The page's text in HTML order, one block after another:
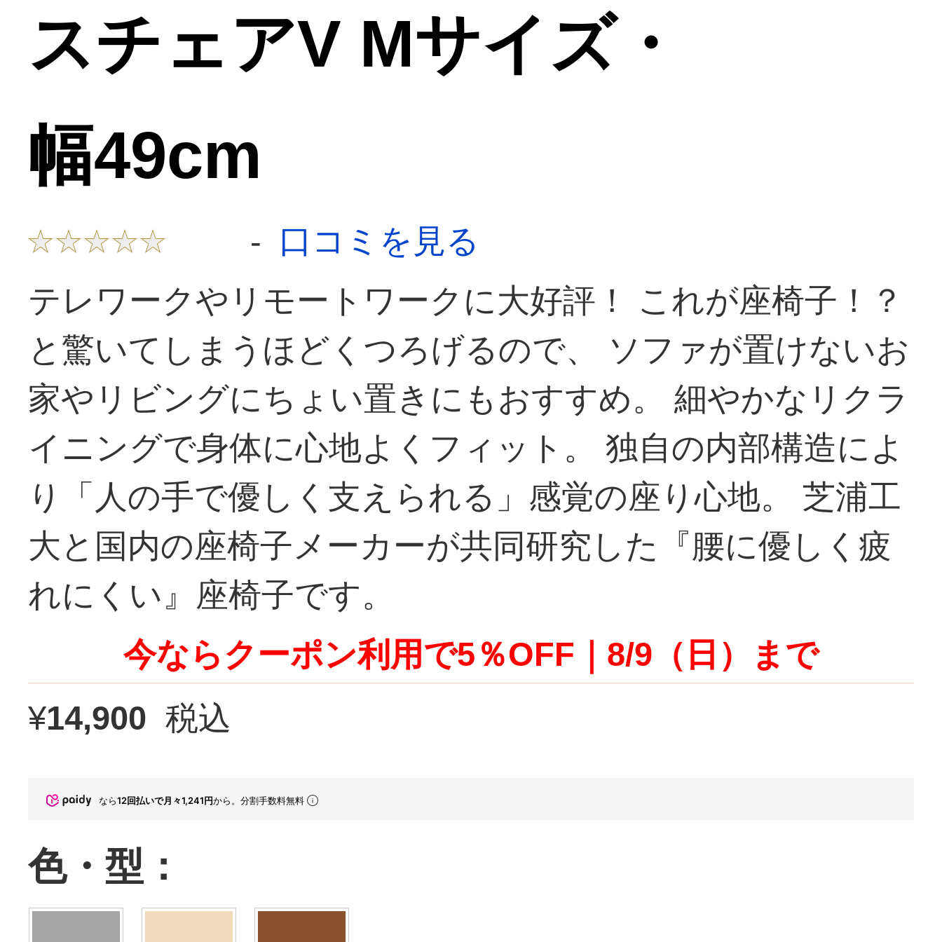
スチェアV Mサイズ・
幅49cm
-
口コミを見る
テレワークやリモートワークに大好評！ これが座椅子！？
と驚いてしまうほどくつろげるので、 ソファが置けないお
家やリビングにちょい置きにもおすすめ。 細やかなリクラ
イニングで身体に心地よくフィット。 独自の内部構造によ
り「人の手で優しく支えられる」感覚の座り心地。 芝浦工
大と国内の座椅子メーカーが共同研究した『腰に優しく疲
れにくい』座椅子です。
今ならクーポン利用で5％OFF｜8/9（日）まで
¥14,900 税込
なら12回払いで月々1,241円から。分割手数料無料
色・型：